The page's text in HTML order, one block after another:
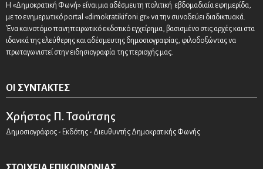
Η «Δημοκρατική Φωνή» είναι μια αδέσμευτη πολιτική εβδομαδιαία εφημερίδα,
με το ενημερωτικό portal «dimokratikifoni.gr» να την συνοδεύει διαδικτυακά.
Ένα καινοτόμο πανηπειρωτικό εκδοτικό εγχείρημα, βασισμένο στις αρχές και στα
ιδανικά της ελεύθερης και αδέσμευτης δημοσιογραφίας, φιλοδοξώντας να
πρωταγωνιστεί στην ειδησιογραφία της περιοχής μας.
ΟΙ ΣΥΝΤΆΚΤΕΣ
Χρήστος Π. Τσούτσης
Δημοσιογράφος - Εκδότης - Διευθυντής Δημοκρατικής Φωνής